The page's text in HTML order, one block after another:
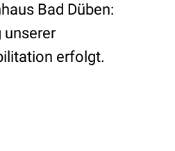
Bad Düben:
unserer
erfolgt.